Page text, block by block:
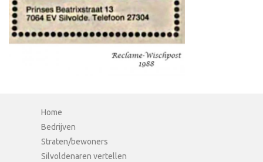
Home
Bedrijven
Straten/bewoners
Silvoldenaren vertellen